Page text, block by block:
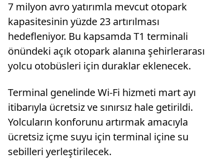
7 milyon avro yatırımla mevcut otopark
kapasitesinin yüzde 23 artırılması
hedefleniyor. Bu kapsamda T1 terminali
önündeki açık otopark alanına şehirlerarası
yolcu otobüsleri için duraklar eklenecek.
Terminal genelinde Wi-Fi hizmeti mart ayı
itibarıyla ücretsiz ve sınırsız hale getirildi.
Yolcuların konforunu artırmak amacıyla
ücretsiz içme suyu için terminal içine su
sebilleri yerleştirilecek.